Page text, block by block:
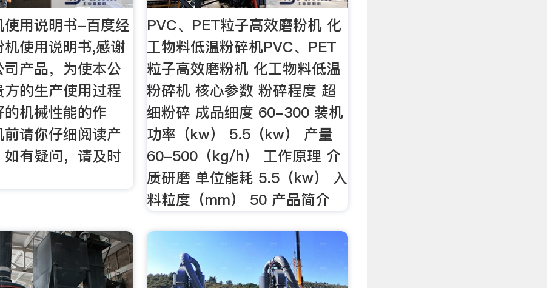
使用说明书-百度经
使用说明书,感谢
产品，为使本公
的生产使用过程
的机械性能的作
请你仔细阅读产
如有疑问，请及时
PVC、PET粒子高效磨粉机 化
工物料低温粉碎机PVC、PET
粒子高效磨粉机 化工物料低温
粉碎机 核心参数 粉碎程度 超
细粉碎 成品细度 60-300 装机
功率（kw） 5.5（kw） 产量
60-500（kg/h） 工作原理 介
质研磨 单位能耗 5.5（kw） 入
料粒度（mm） 50 产品简介